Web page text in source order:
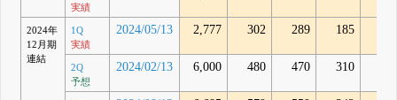
実績
2024年
12月期
連結
1Q
実績
2024/05/13 2,777 302 289 185
2Q
予想
2024/02/13 6,000 480 470 310